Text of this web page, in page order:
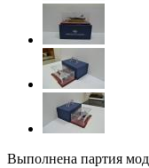
Выполнена партия